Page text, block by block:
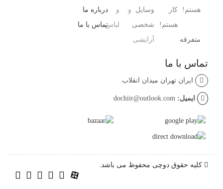
هستم!
کار
هستم!
متفرقه
وسایل
شخصی
آرایشی ،
و
و
لباس
درباره ما
تماس با ما
تماس با ما
ایران تهران میدان انقلاب
ایمیل: dochiir@outlook.com
کلیه حقوق دوچی محفوظ می باشد.